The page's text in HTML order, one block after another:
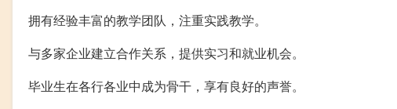
拥有经验丰富的教学团队，注重实践教学。
与多家企业建立合作关系，提供实习和就业机会。
毕业生在各行各业中成为骨干，享有良好的声誉。